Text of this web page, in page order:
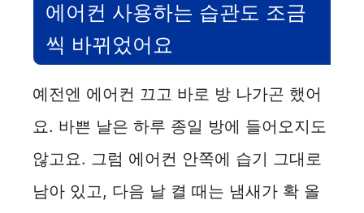
에어컨 사용하는 습관도 조금
씩 바뀌었어요
예전엔 에어컨 끄고 바로 방 나가곤 했어
요. 바쁜 날은 하루 종일 방에 들어오지도
않고요. 그럼 에어컨 안쪽에 습기 그대로
남아 있고, 다음 날 켤 때는 냄새가 확 올